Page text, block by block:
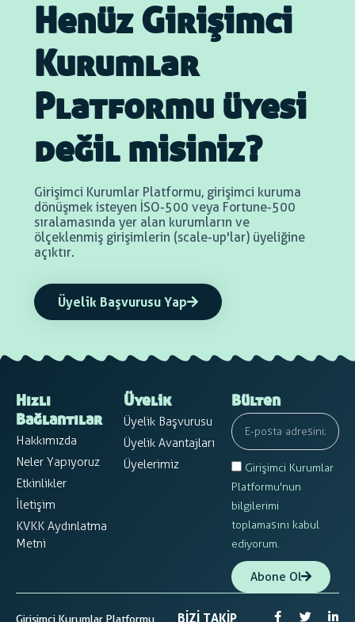
Henüz Girişimci
Kurumlar
Platformu üyesi
değil misiniz?
Girişimci Kurumlar Platformu, girişimci kuruma
dönüşmek isteyen İSO-500 veya Fortune-500
sıralamasında yer alan kurumların ve
ölçeklenmiş girişimlerin (scale-up'lar) üyeliğine
açıktır.
Üyelik Başvurusu Yap
Hızlı
Bağlantılar
Hakkımızda
Neler Yapıyoruz
Etkinlikler
İletişim
KVKK Aydınlatma
Metni
Üyelik
Üyelik Başvurusu
Üyelik Avantajları
Üyelerimiz
Bülten
Girişimci Kurumlar
Platformu'nun
bilgilerimi
toplamasını kabul
ediyorum.
Abone Ol
Girişimci Kurumlar Platformu BIZI TAKIP